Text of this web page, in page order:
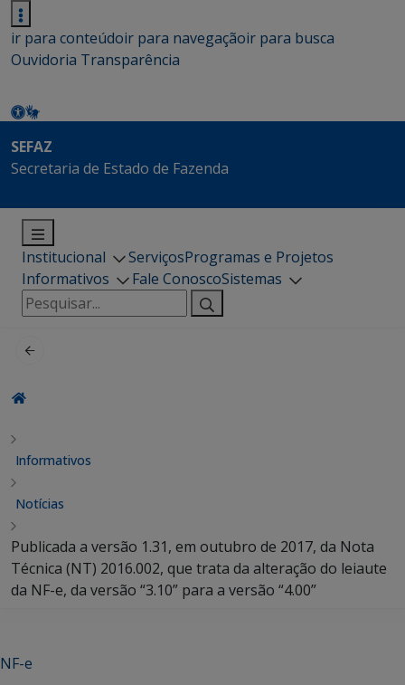
ir para conteúdoir para navegaçãoir para busca
Ouvidoria Transparência
SEFAZ
Secretaria de Estado de Fazenda
Institucional ServiçosProgramas e Projetos
Informativos
Fale ConoscoSistemas
Pesquisar
por:
Informativos
Notícias
Publicada a versão 1.31, em outubro de 2017, da Nota
Técnica (NT) 2016.002, que trata da alteração do leiaute
da NF-e, da versão “3.10” para a versão “4.00”
NF-e